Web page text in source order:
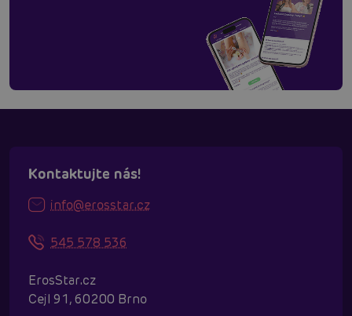
Kontaktujte nás!
info@erosstar.cz
545 578 536
ErosStar.cz
Cejl 91, 60200 Brno